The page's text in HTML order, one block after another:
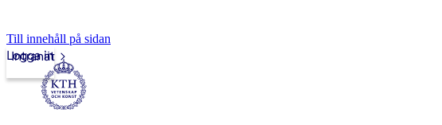
Till innehåll på sidan
Intranät
Logga in